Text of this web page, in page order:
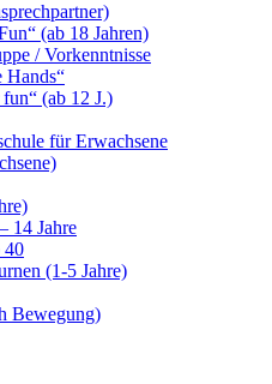
(ab 18 Jahren)
/ Vorkenntnisse
Hands“
(ab 12 J.)
für Erwachsene
14 Jahre
40
(1-5 Jahre)
Bewegung)